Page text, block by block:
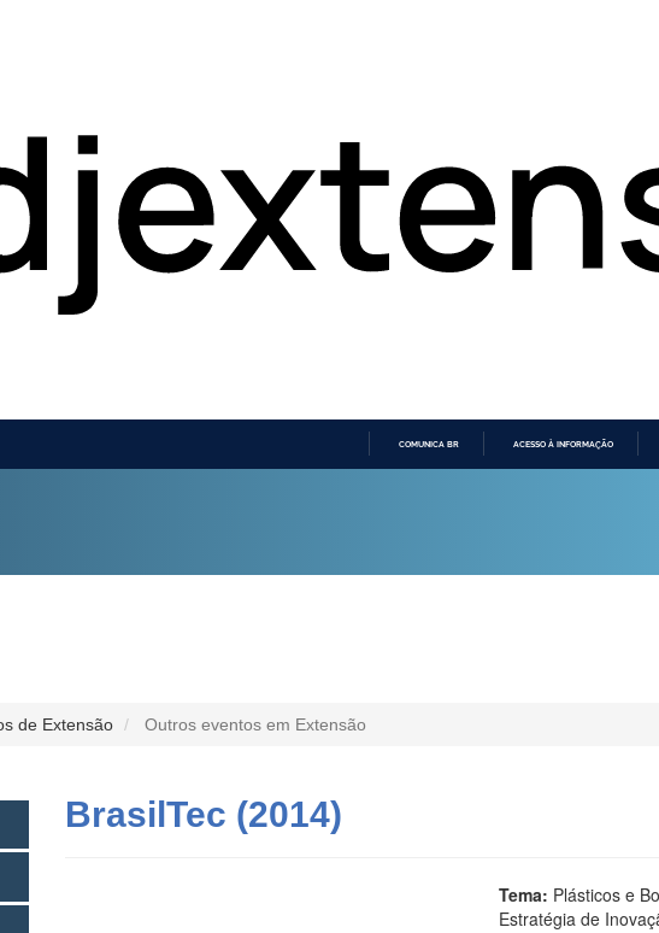
COMUNICA BR ACESSO À INFORMAÇÃO
de Extensão Outros eventos em Extensão
BrasilTec (2014)
Tema: Plásticos e
Estratégia de